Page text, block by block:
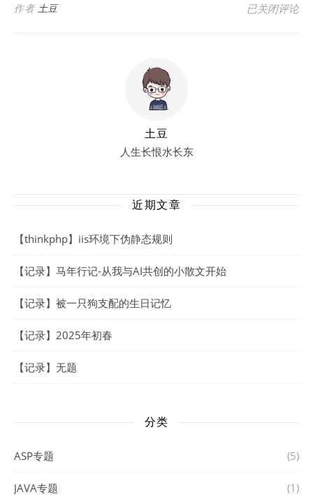
作者 土豆 Apache与
已关闭评论
土豆
人生长恨水长东
近期文章
【thinkphp】iis环境下伪静态规则
【记录】马年行记-从我与AI共创的小散文开始
【记录】被一只狗支配的生日记忆
【记录】2025年初春
【记录】无题
分类
ASP专题 (5)
JAVA专题 (1)